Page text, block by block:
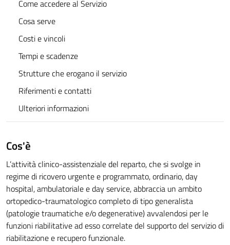
Come accedere al Servizio
Cosa serve
Costi e vincoli
Tempi e scadenze
Strutture che erogano il servizio
Riferimenti e contatti
Ulteriori informazioni
Cos'è
L’attività clinico-assistenziale del reparto, che si svolge in
regime di ricovero urgente e programmato, ordinario, day
hospital, ambulatoriale e day service, abbraccia un ambito
ortopedico-traumatologico completo di tipo generalista
(patologie traumatiche e/o degenerative) avvalendosi per le
funzioni riabilitative ad esso correlate del supporto del servizio di
riabilitazione e recupero funzionale.